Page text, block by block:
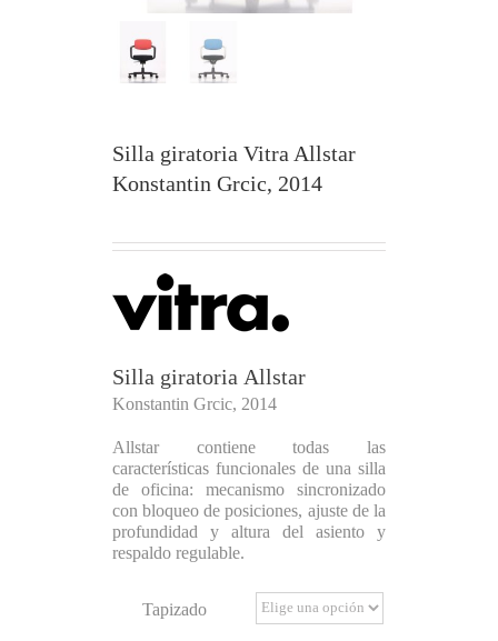
Silla giratoria Vitra Allstar
Konstantin Grcic, 2014
Silla giratoria Allstar
Konstantin Grcic, 2014
Allstar contiene todas las
características funcionales de una silla
de oficina: mecanismo sincronizado
con bloqueo de posiciones, ajuste de la
profundidad y altura del asiento y
respaldo regulable.
Tapizado